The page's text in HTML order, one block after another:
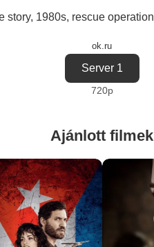
story, 1980s, rescue operation
ok.ru
Server 1
720p
Ajánlott filmek